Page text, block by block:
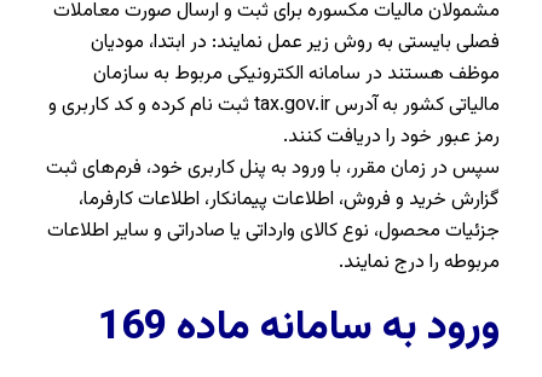
مشمولان مالیات مکسوره برای ثبت و ارسال صورت معاملات
فصلی بایستی به روش زیر عمل نمایند: در ابتدا، مودیان
موظف هستند در سامانه الکترونیکی مربوط به سازمان
مالیاتی کشور به آدرس tax.gov.ir ثبت نام کرده و کد کاربری و
رمز عبور خود را دریافت کنند.
سپس در زمان مقرر، با ورود به پنل کاربری خود، فرم‌های ثبت
گزارش خرید و فروش، اطلاعات پیمانکار، اطلاعات کارفرما،
جزئیات محصول، نوع کالای وارداتی یا صادراتی و سایر اطلاعات
مربوطه را درج نمایند.
ورود به سامانه ماده 169